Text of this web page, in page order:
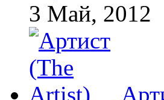
3 Май, 2012